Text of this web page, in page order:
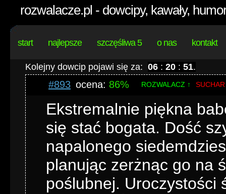
rozwalacze.pl - dowcipy, kawały,
start najlepsze szczęśliwa 5 o nas kontakt
Kolejny dowcip pojawi się za: 06 : 20 : 51.
#893 ocena: 86% ROZWALACZ ↑
Ekstremalnie piękna
się stać bogata. Dość
napalonego
planując zerżnąc go na
poślubnej. Uroczystości